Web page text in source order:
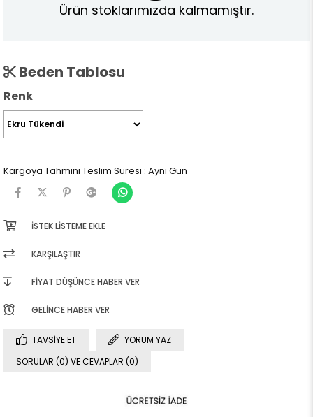
Ürün stoklarımızda kalmamıştır.
Beden Tablosu
Renk
Kargoya Tahmini Teslim Süresi : Aynı Gün
İSTEK LISTEME EKLE
KARŞILAŞTIR
FIYAT DÜŞÜNCE HABER VER
GELINCE HABER VER
TAVSIYE ET
YORUM YAZ
SORULAR (0) VE CEVAPLAR (0)